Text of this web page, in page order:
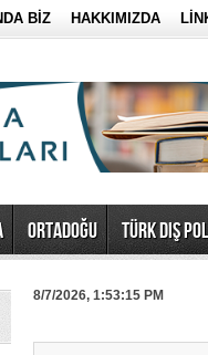
BİZ HAKKIMIZDA
ORTADOĞU TÜRK DIŞ
8/7/2026, 1:53:15 PM